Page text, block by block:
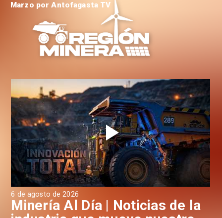
6 de agosto de 2026
Minería Al Día | Noticias de la
Marzo por Antofagasta TV